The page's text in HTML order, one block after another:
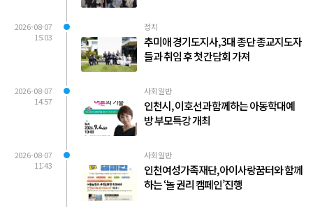
2026-08-07
15:03
정치
추미애 경기도지사, 3대 종단 종교지도자
들과 취임 후 첫 간담회 가져
2026-08-07
14:57
사회일반
인천시, 이호선과 함께하는 아동학대예
방 부모특강 개최
2026-08-07
11:43
사회일반
인천여성가족재단, 아이사랑꿈터와 함께
하는 ‘놀 권리 캠페인’진행